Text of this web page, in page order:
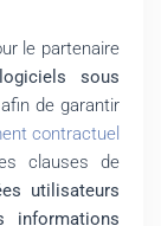
le partenaire
sous
de garantir
contractuel
clauses de
utilisateurs
informations